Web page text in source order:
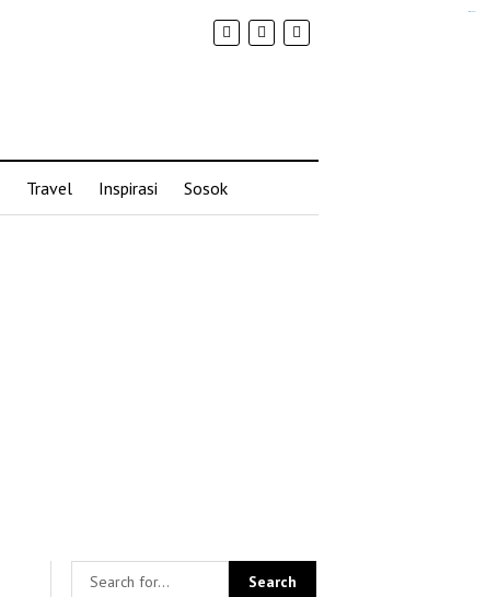
Travel Inspirasi Sosok